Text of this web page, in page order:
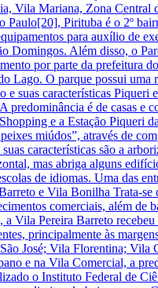
Vila Mariana, Zona Central
Pirituba é o 2º
para auxílio de
Domingos. Além disso, o
por parte da prefeitura
Lago. O parque possui uma
suas características
é de casas e
e a Estação Piqueri
miúdos”, através de
características são a
mas abriga alguns
de idiomas. Uma das
e Vila Bonilha Trata-se
comerciais, além de
Vila Pereira Barreto
principalmente às
José; Vila Florentina;
e na Vila Comercial, a
o Instituto Federal de